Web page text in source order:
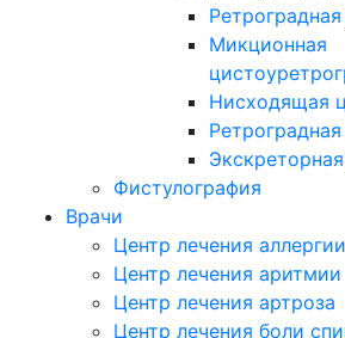
Микционная
Нисходящая
Фистулография
Врачи
Центр лечения аллергии
Центр лечения аритмии
Центр лечения артроза
Центр лечения боли